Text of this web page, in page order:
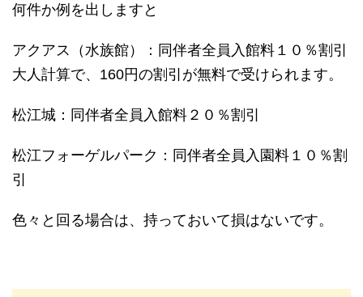
何件か例を出しますと
アクアス（水族館）：同伴者全員入館料１０％割引
大人計算で、160円の割引が無料で受けられます。
松江城：同伴者全員入館料２０％割引
松江フォーゲルパーク：同伴者全員入園料１０％割
引
色々と回る場合は、持っておいて損はないです。